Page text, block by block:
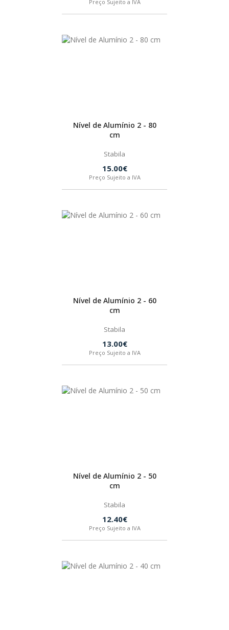
Preço Sujeito a IVA
Nível de Alumínio 2 - 80
cm
Stabila
15.00€
Preço Sujeito a IVA
Nível de Alumínio 2 - 60
cm
Stabila
13.00€
Preço Sujeito a IVA
Nível de Alumínio 2 - 50
cm
Stabila
12.40€
Preço Sujeito a IVA